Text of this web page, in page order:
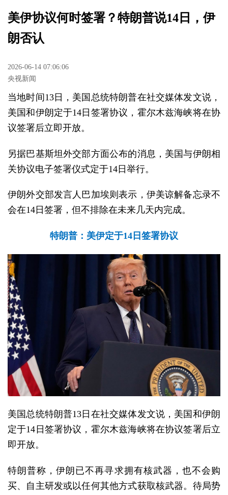
美伊协议何时签署？特朗普说14日，伊
朗否认
2026-06-14 07:06:06
央视新闻
当地时间13日，美国总统特朗普在社交媒体发文说，
美国和伊朗定于14日签署协议，霍尔木兹海峡将在协
议签署后立即开放。
另据巴基斯坦外交部方面公布的消息，美国与伊朗相
关协议电子签署仪式定于14日举行。
伊朗外交部发言人巴加埃则表示，伊美谅解备忘录不
会在14日签署，但不排除在未来几天内完成。
特朗普：美伊定于14日签署协议
美国总统特朗普13日在社交媒体发文说，美国和伊朗
定于14日签署协议，霍尔木兹海峡将在协议签署后立
即开放。
特朗普称，伊朗已不再寻求拥有核武器，也不会购
买、自主研发或以任何其他方式获取核武器。待局势